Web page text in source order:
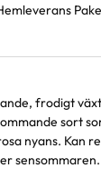
frodigt
sort
nyans. Kan